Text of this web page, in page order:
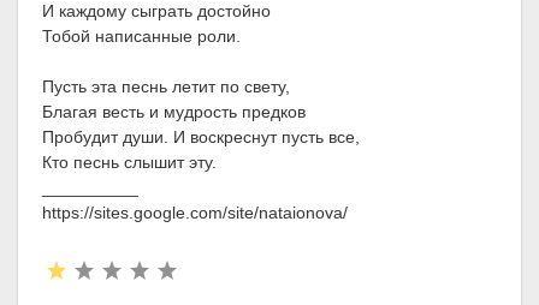
И каждому сыграть достойно
Тобой написанные роли.
Пусть эта песнь летит по свету,
Благая весть и мудрость предков
Пробудит души. И воскреснут пусть все,
Кто песнь слышит эту.
https://sites.google.com/site/nataionova/